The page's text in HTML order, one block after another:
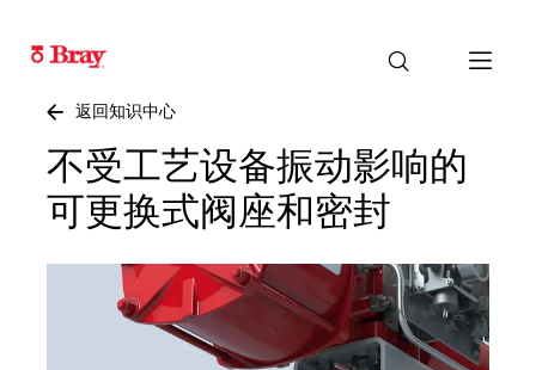
返回知识中心
不受工艺设备振动影响的
可更换式阀座和密封